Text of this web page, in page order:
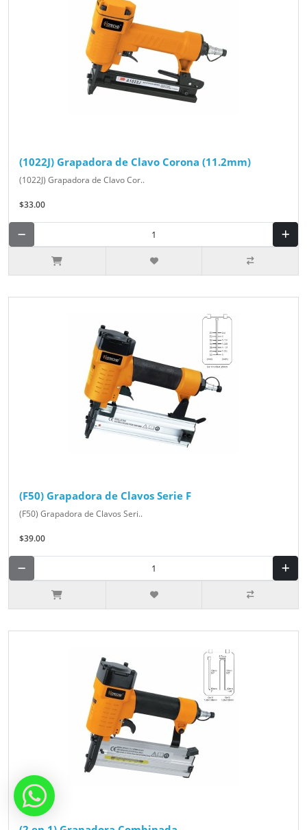
(1022J) Grapadora de Clavo Corona (11.2mm)
(1022J) Grapadora de Clavo Cor..
$33.00
(F50) Grapadora de Clavos Serie F
(F50) Grapadora de Clavos Seri..
$39.00